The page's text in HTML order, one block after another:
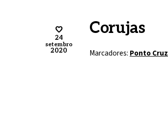
Corujas
Marcadores: Ponto Cruz
24
setembro
2020